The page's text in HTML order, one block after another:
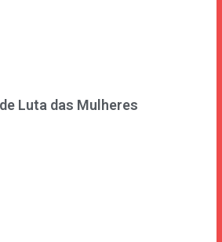
Luta das Mulheres